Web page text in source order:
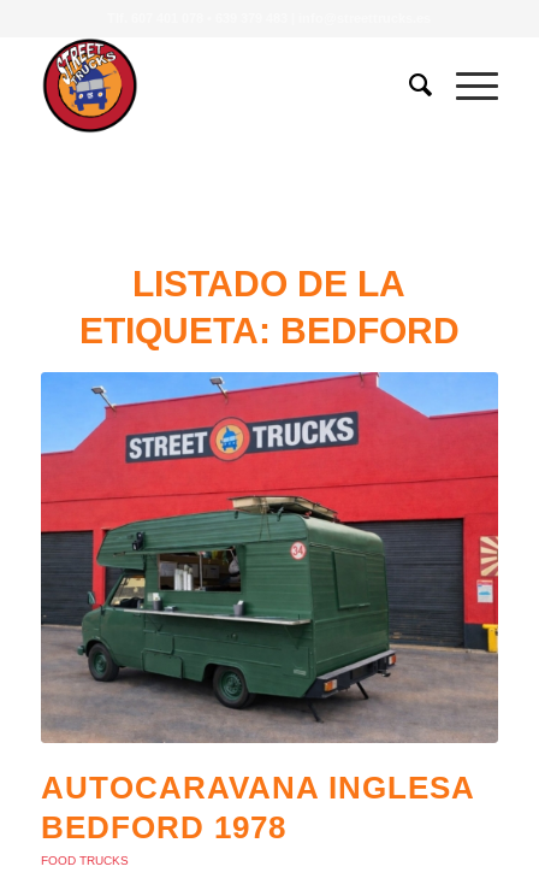
LISTADO DE LA
ETIQUETA: BEDFORD
AUTOCARAVANA INGLESA
BEDFORD 1978
FOOD TRUCKS